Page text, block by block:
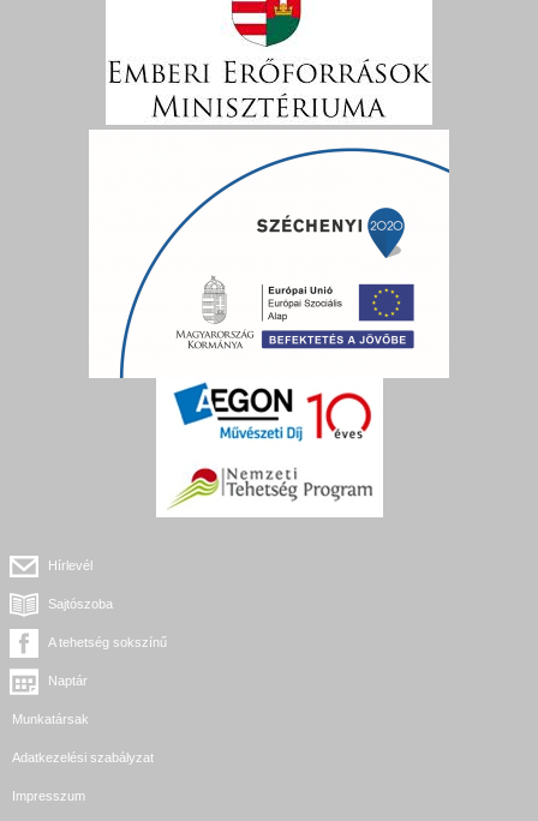
Hírlevél
Sajtószoba
A tehetség sokszínű
Naptár
Munkatársak
Adatkezelési szabályzat
Impresszum